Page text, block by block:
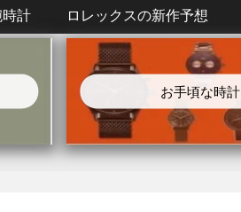
計 ロレックスの新作予想
お手頃な時計